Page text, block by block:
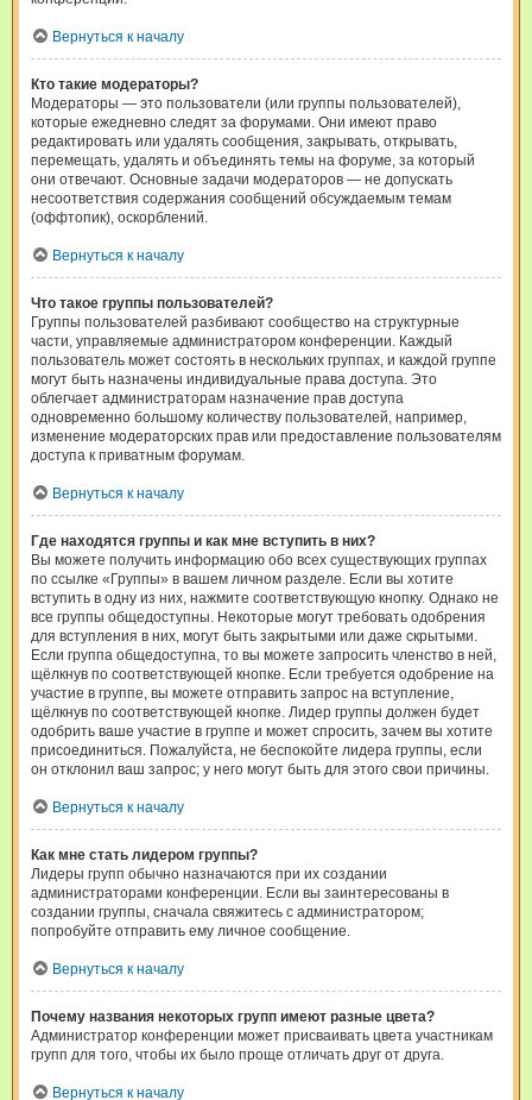
Вернуться к началу
Кто такие модераторы?
Модераторы — это пользователи (или группы пользователей),
которые ежедневно следят за форумами. Они имеют право
редактировать или удалять сообщения, закрывать, открывать,
перемещать, удалять и объединять темы на форуме, за который
они отвечают. Основные задачи модераторов — не допускать
несоответствия содержания сообщений обсуждаемым темам
(оффтопик), оскорблений.
Вернуться к началу
Что такое группы пользователей?
Группы пользователей разбивают сообщество на структурные
части, управляемые администратором конференции. Каждый
пользователь может состоять в нескольких группах, и каждой группе
могут быть назначены индивидуальные права доступа. Это
облегчает администраторам назначение прав доступа
одновременно большому количеству пользователей, например,
изменение модераторских прав или предоставление пользователям
доступа к приватным форумам.
Вернуться к началу
Где находятся группы и как мне вступить в них?
Вы можете получить информацию обо всех существующих группах
по ссылке «Группы» в вашем личном разделе. Если вы хотите
вступить в одну из них, нажмите соответствующую кнопку. Однако не
все группы общедоступны. Некоторые могут требовать одобрения
для вступления в них, могут быть закрытыми или даже скрытыми.
Если группа общедоступна, то вы можете запросить членство в ней,
щёлкнув по соответствующей кнопке. Если требуется одобрение на
участие в группе, вы можете отправить запрос на вступление,
щёлкнув по соответствующей кнопке. Лидер группы должен будет
одобрить ваше участие в группе и может спросить, зачем вы хотите
присоединиться. Пожалуйста, не беспокойте лидера группы, если
он отклонил ваш запрос; у него могут быть для этого свои причины.
Вернуться к началу
Как мне стать лидером группы?
Лидеры групп обычно назначаются при их создании
администраторами конференции. Если вы заинтересованы в
создании группы, сначала свяжитесь с администратором;
попробуйте отправить ему личное сообщение.
Вернуться к началу
Почему названия некоторых групп имеют разные цвета?
Администратор конференции может присваивать цвета участникам
групп для того, чтобы их было проще отличать друг от друга.
Вернуться к началу